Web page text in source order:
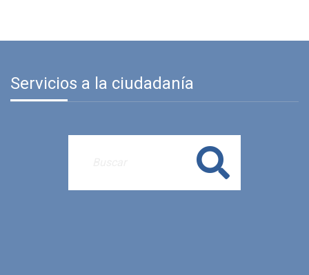
Servicios a la ciudadanía
Buscar